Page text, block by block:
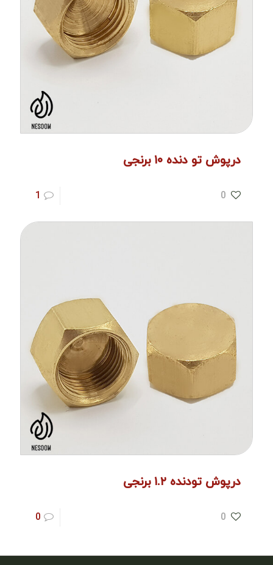
درپوش تو دنده ۱۰ برنجی
0
1
درپوش تودنده ۱.۲ برنجی
0
0